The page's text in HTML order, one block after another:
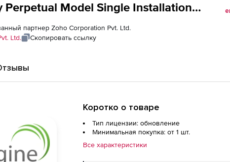
Perpetual Model Single Installation
Users
партнер Zoho Corporation Pvt. Ltd.
Ltd. Скопировать ссылку
Коротко о товаре
Тип лицензии: обновление
Минимальная покупка: от 1 шт.
Все характеристики